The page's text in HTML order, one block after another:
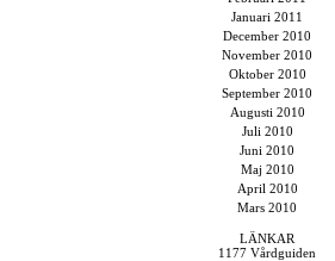
Januari 2011
December 2010
November 2010
Oktober 2010
September 2010
Augusti 2010
Juli 2010
Juni 2010
Maj 2010
April 2010
Mars 2010
LÄNKAR
1177 Vårdguiden